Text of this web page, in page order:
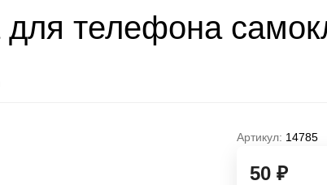
для телефона
Артикул: 14785
50 ₽